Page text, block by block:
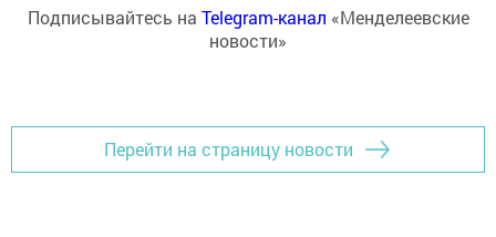
Подписывайтесь на Telegram-канал «Менделеевские
новости»
Перейти на страницу новости